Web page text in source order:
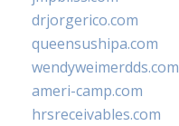
drjorgerico.com
queensushipa.com
wendyweimerdds.com
ameri-camp.com
hrsreceivables.com